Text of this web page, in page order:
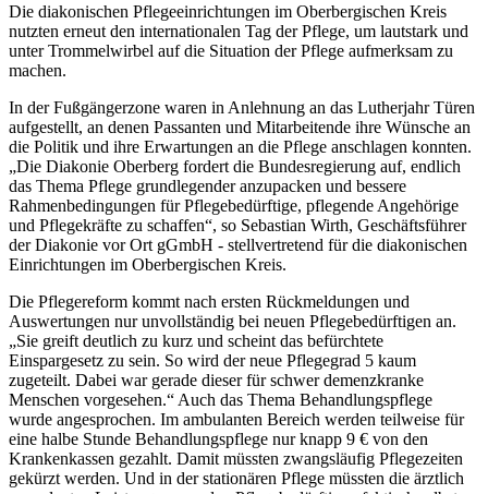
Die diakonischen Pflegeeinrichtungen im Oberbergischen Kreis
nutzten erneut den internationalen Tag der Pflege, um lautstark und
unter Trommelwirbel auf die Situation der Pflege aufmerksam zu
machen.
In der Fußgängerzone waren in Anlehnung an das Lutherjahr Türen
aufgestellt, an denen Passanten und Mitarbeitende ihre Wünsche an
die Politik und ihre Erwartungen an die Pflege anschlagen konnten.
„Die Diakonie Oberberg fordert die Bundesregierung auf, endlich
das Thema Pflege grundlegender anzupacken und bessere
Rahmenbedingungen für Pflegebedürftige, pflegende Angehörige
und Pflegekräfte zu schaffen“, so Sebastian Wirth, Geschäftsführer
der Diakonie vor Ort gGmbH - stellvertretend für die diakonischen
Einrichtungen im Oberbergischen Kreis.
Die Pflegereform kommt nach ersten Rückmeldungen und
Auswertungen nur unvollständig bei neuen Pflegebedürftigen an.
„Sie greift deutlich zu kurz und scheint das befürchtete
Einspargesetz zu sein. So wird der neue Pflegegrad 5 kaum
zugeteilt. Dabei war gerade dieser für schwer demenzkranke
Menschen vorgesehen.“ Auch das Thema Behandlungspflege
wurde angesprochen. Im ambulanten Bereich werden teilweise für
eine halbe Stunde Behandlungspflege nur knapp 9 € von den
Krankenkassen gezahlt. Damit müssten zwangsläufig Pflegezeiten
gekürzt werden. Und in der stationären Pflege müssten die ärztlich